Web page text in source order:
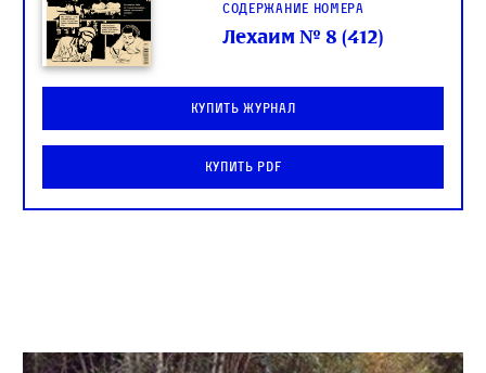
Содержание номера
Лехаим № 8 (412)
Купить журнал
Купить PDF